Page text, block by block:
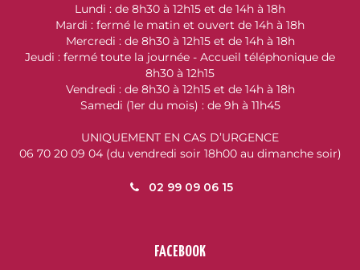
Lundi : de 8h30 à 12h15 et de 14h à 18h
Mardi : fermé le matin et ouvert de 14h à 18h
Mercredi : de 8h30 à 12h15 et de 14h à 18h
Jeudi : fermé toute la journée - Accueil téléphonique de
8h30 à 12h15
Vendredi : de 8h30 à 12h15 et de 14h à 18h
Samedi (1er du mois) : de 9h à 11h45
UNIQUEMENT EN CAS D’URGENCE
06 70 20 09 04 (du vendredi soir 18h00 au dimanche soir)
02 99 09 06 15
FACEBOOK